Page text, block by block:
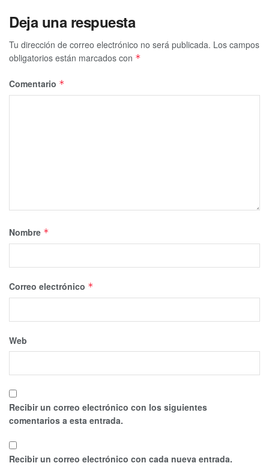
Deja una respuesta
Tu dirección de correo electrónico no será publicada. Los campos
obligatorios están marcados con *
Comentario *
Nombre *
Correo electrónico *
Web
Recibir un correo electrónico con los siguientes
comentarios a esta entrada.
Recibir un correo electrónico con cada nueva entrada.